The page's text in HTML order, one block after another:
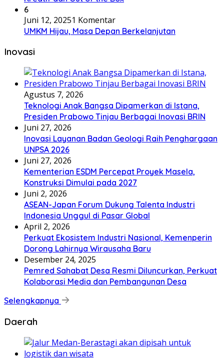
6
Juni 12, 20251 Komentar
UMKM Hijau, Masa Depan Berkelanjutan
Inovasi
Agustus 7, 2026
Teknologi Anak Bangsa Dipamerkan di Istana,
Presiden Prabowo Tinjau Berbagai Inovasi BRIN
Juni 27, 2026
Inovasi Layanan Badan Geologi Raih Penghargaan
UNPSA 2026
Juni 27, 2026
Kementerian ESDM Percepat Proyek Masela,
Konstruksi Dimulai pada 2027
Juni 2, 2026
ASEAN-Japan Forum Dukung Talenta Industri
Indonesia Unggul di Pasar Global
April 2, 2026
Perkuat Ekosistem Industri Nasional, Kemenperin
Dorong Lahirnya Wirausaha Baru
Desember 24, 2025
Pemred Sahabat Desa Resmi Diluncurkan, Perkuat
Kolaborasi Media dan Pembangunan Desa
Selengkapnya
Daerah